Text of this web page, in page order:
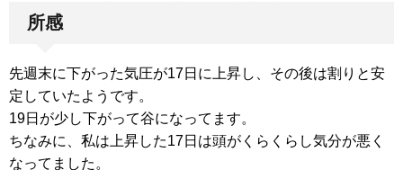
所感
先週末に下がった気圧が17日に上昇し、その後は割りと安
定していたようです。
19日が少し下がって谷になってます。
ちなみに、私は上昇した17日は頭がくらくらし気分が悪く
なってました。